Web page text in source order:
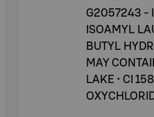
G2057243 -
ISOAMYL
BUTYL
MAY
LAKE • CI